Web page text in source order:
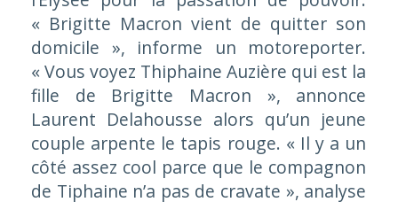
« Brigitte Macron vient de quitter son
domicile », informe un motoreporter.
« Vous voyez Thiphaine Auzière qui est la
fille de Brigitte Macron », annonce
Laurent Delahousse alors qu’un jeune
couple arpente le tapis rouge. « Il y a un
côté assez cool parce que le compagnon
de Tiphaine n’a pas de cravate », analyse